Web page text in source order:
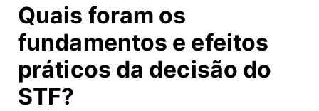
Quais foram os
fundamentos e efeitos
práticos da decisão do
STF?